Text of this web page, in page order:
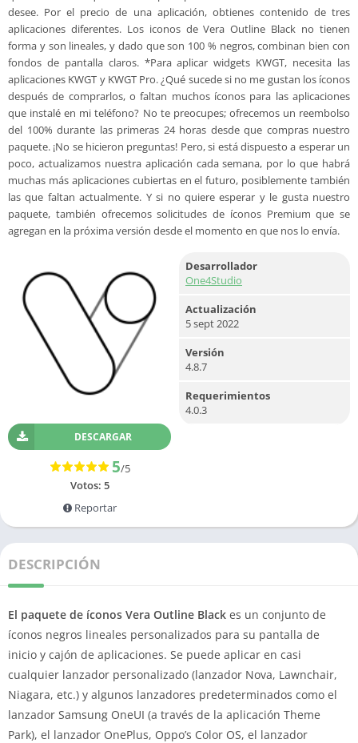
desee. Por el precio de una aplicación, obtienes contenido de tres
aplicaciones diferentes. Los iconos de Vera Outline Black no tienen
forma y son lineales, y dado que son 100 % negros, combinan bien con
fondos de pantalla claros. *Para aplicar widgets KWGT, necesita las
aplicaciones KWGT y KWGT Pro. ¿Qué sucede si no me gustan los íconos
después de comprarlos, o faltan muchos íconos para las aplicaciones
que instalé en mi teléfono? No te preocupes; ofrecemos un reembolso
del 100% durante las primeras 24 horas desde que compras nuestro
paquete. ¡No se hicieron preguntas! Pero, si está dispuesto a esperar un
poco, actualizamos nuestra aplicación cada semana, por lo que habrá
muchas más aplicaciones cubiertas en el futuro, posiblemente también
las que faltan actualmente. Y si no quiere esperar y le gusta nuestro
paquete, también ofrecemos solicitudes de íconos Premium que se
agregan en la próxima versión desde el momento en que nos lo envía.
DESCARGAR
5/5
Votos: 5
Reportar
Desarrollador
One4Studio
Actualización
5 sept 2022
Versión
4.8.7
Requerimientos
4.0.3
DESCRIPCIÓN
El paquete de íconos Vera Outline Black es un conjunto de
íconos negros lineales personalizados para su pantalla de
inicio y cajón de aplicaciones. Se puede aplicar en casi
cualquier lanzador personalizado (lanzador Nova, Lawnchair,
Niagara, etc.) y algunos lanzadores predeterminados como el
lanzador Samsung OneUI (a través de la aplicación Theme
Park), el lanzador OnePlus, Oppo’s Color OS, el lanzador